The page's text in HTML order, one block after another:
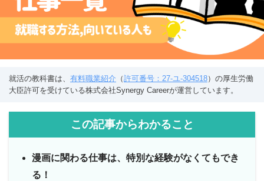
就活の教科書は、 有料職業紹介 （許可番号：27-ユ-304518）の厚生労働
大臣許可を受けている株式会社Synergy Careerが運営しています。
この記事からわかること
漫画に関わる仕事は、特別な経験がなくてもでき
る！